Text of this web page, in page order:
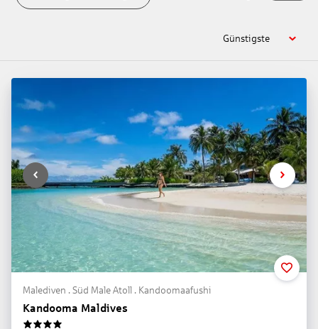
Günstigste
Malediven . Süd Male Atoll . Kandoomaafushi
Kandooma Maldives